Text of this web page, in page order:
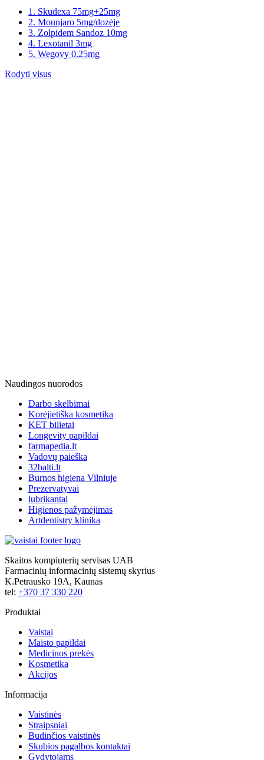
1. Skudexa 75mg+25mg
2. Mounjaro 5mg/dozėje
3. Zolpidem Sandoz 10mg
4. Lexotanil 3mg
5. Wegovy 0.25mg
Rodyti visus
Naudingos nuorodos
Darbo skelbimai
Korėjietiška kosmetika
KET bilietai
Longevity papildai
farmapedia.lt
Vadovų paieška
32balti.lt
Burnos higiena Vilniuje
Prezervatyvai
lubrikantai
Higienos pažymėjimas
Artdentistry klinika
Skaitos kompiuterių servisas UAB
Farmacinių informacinių sistemų skyrius
K.Petrausko 19A, Kaunas
tel: +370 37 330 220
Produktai
Vaistai
Maisto papildai
Medicinos prekės
Kosmetika
Akcijos
Informacija
Vaistinės
Straipsniai
Budinčios vaistinės
Skubios pagalbos kontaktai
Gydytojams